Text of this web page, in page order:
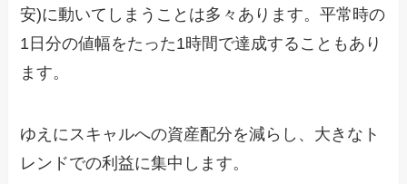
安)に動いてしまうことは多々あります。平常時の
1日分の値幅をたった1時間で達成することもあり
ます。
ゆえにスキャルへの資産配分を減らし、大きなト
レンドでの利益に集中します。